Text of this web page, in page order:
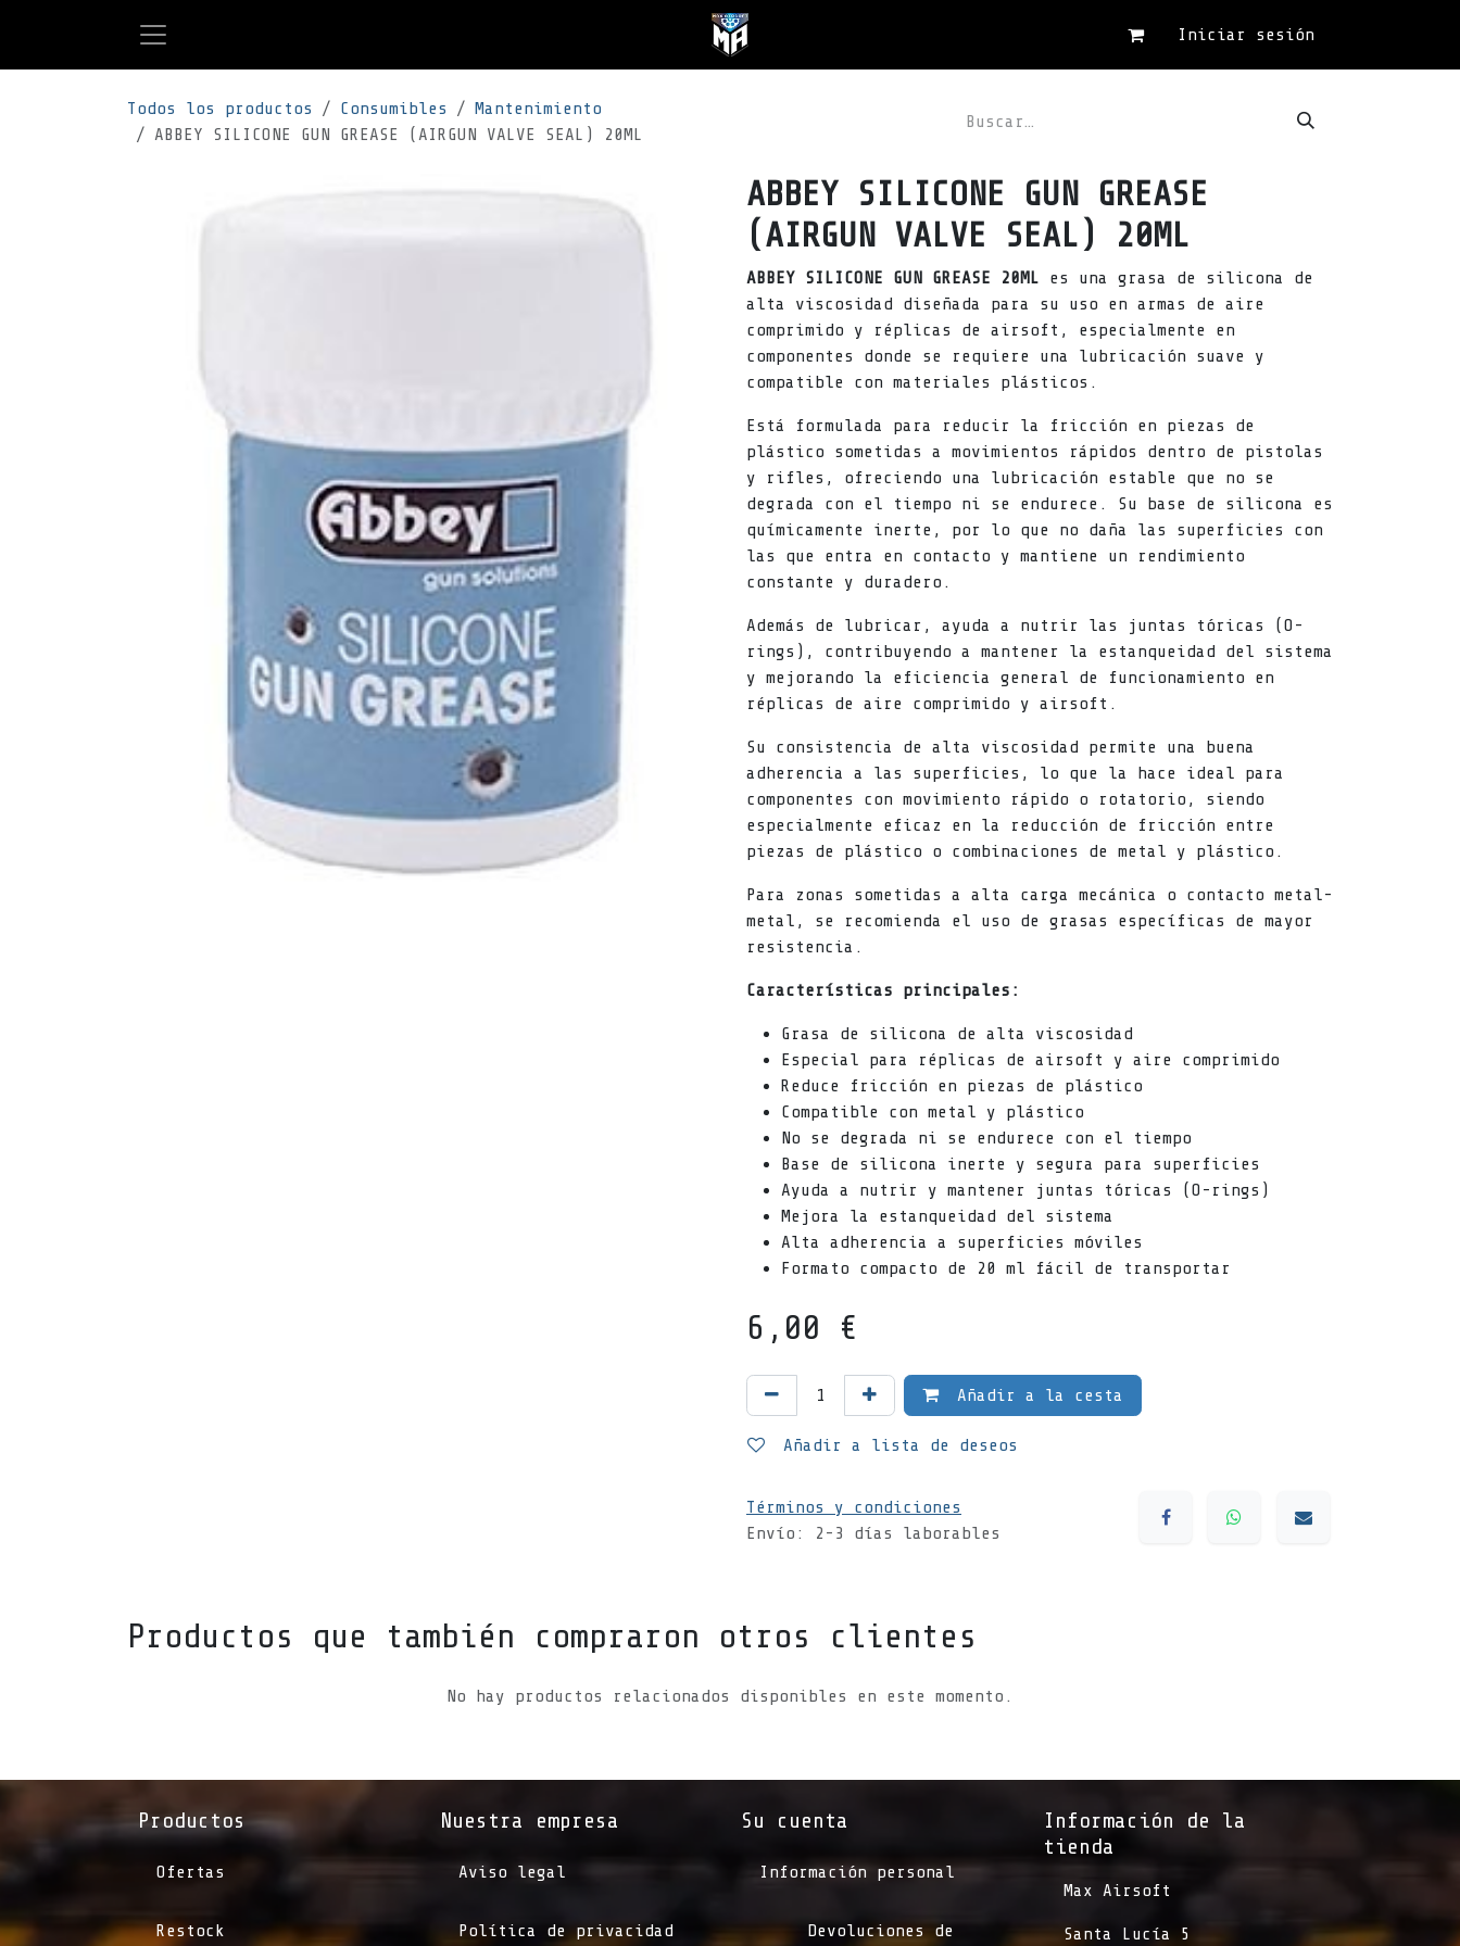
Iniciar sesión
Todos los productos Consumibles
Mantenimiento
ABBEY SILICONE GUN GREASE (AIRGUN VALVE SEAL) 20ML
ABBEY SILICONE GUN GREASE
(AIRGUN VALVE SEAL) 20ML
ABBEY SILICONE GUN GREASE 20ML es una grasa de silicona de
alta viscosidad diseñada para su uso en armas de aire
comprimido y réplicas de airsoft, especialmente en
componentes donde se requiere una lubricación suave y
compatible con materiales plásticos.
Está formulada para reducir la fricción en piezas de
plástico sometidas a movimientos rápidos dentro de pistolas
y rifles, ofreciendo una lubricación estable que no se
degrada con el tiempo ni se endurece. Su base de silicona es
químicamente inerte, por lo que no daña las superficies con
las que entra en contacto y mantiene un rendimiento
constante y duradero.
Además de lubricar, ayuda a nutrir las juntas tóricas (O-
rings), contribuyendo a mantener la estanqueidad del sistema
y mejorando la eficiencia general de funcionamiento en
réplicas de aire comprimido y airsoft.
Su consistencia de alta viscosidad permite una buena
adherencia a las superficies, lo que la hace ideal para
componentes con movimiento rápido o rotatorio, siendo
especialmente eficaz en la reducción de fricción entre
piezas de plástico o combinaciones de metal y plástico.
Para zonas sometidas a alta carga mecánica o contacto metal-
metal, se recomienda el uso de grasas específicas de mayor
resistencia.
Características principales:
Grasa de silicona de alta viscosidad
Especial para réplicas de airsoft y aire comprimido
Reduce fricción en piezas de plástico
Compatible con metal y plástico
No se degrada ni se endurece con el tiempo
Base de silicona inerte y segura para superficies
Ayuda a nutrir y mantener juntas tóricas (O-rings)
Mejora la estanqueidad del sistema
Alta adherencia a superficies móviles
Formato compacto de 20 ml fácil de transportar
6,00 €
Añadir a la cesta
Añadir a lista de deseos
Términos y condiciones
Envío: 2-3 días laborables
Productos que también compraron otros clientes
No hay productos relacionados disponibles en este momento.
Productos
Ofertas
Restock
Información de la
tienda​
​Max Airsoft
​Santa Lucía 5
Su cuenta
Información personal
Devoluciones de
Nuestra empresa
Aviso legal
Política de privacidad